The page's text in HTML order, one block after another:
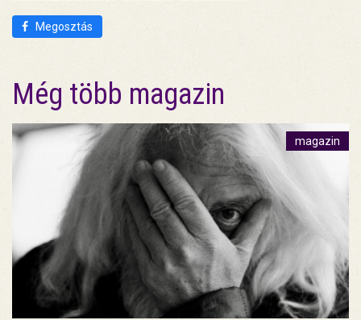
Megosztás
Még több magazin
magazin